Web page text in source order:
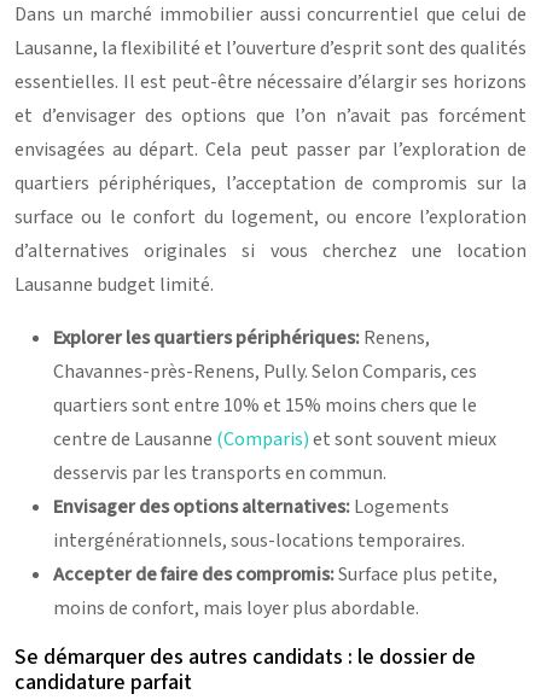
Dans un marché immobilier aussi concurrentiel que celui de
Lausanne, la flexibilité et l’ouverture d’esprit sont des qualités
essentielles. Il est peut-être nécessaire d’élargir ses horizons
et d’envisager des options que l’on n’avait pas forcément
envisagées au départ. Cela peut passer par l’exploration de
quartiers périphériques, l’acceptation de compromis sur la
surface ou le confort du logement, ou encore l’exploration
d’alternatives originales si vous cherchez une location
Lausanne budget limité.
Explorer les quartiers périphériques:Renens,
Chavannes-près-Renens, Pully. Selon Comparis, ces
quartiers sont entre 10% et 15% moins chers que le
centre de Lausanne (Comparis)et sont souvent mieux
desservis par les transports en commun.
Envisager des options alternatives:Logements
intergénérationnels, sous-locations temporaires.
Accepter de faire des compromis:Surface plus petite,
moins de confort, mais loyer plus abordable.
Se démarquer des autres candidats : le dossier de
candidature parfait